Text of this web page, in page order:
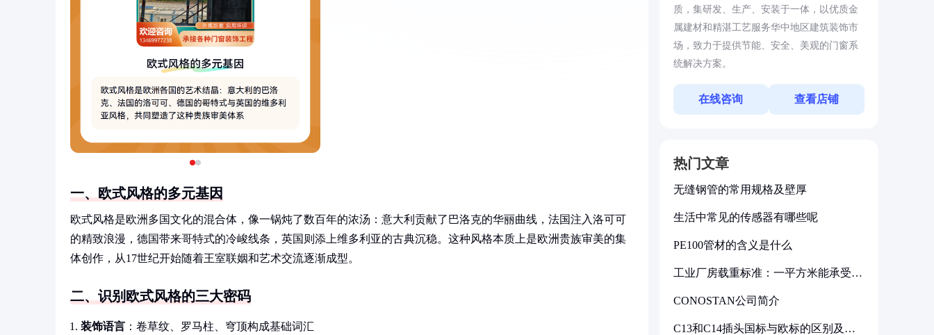
一、欧式风格的多元基因
欧式风格是欧洲多国文化的混合体，像一锅炖了数百年的浓汤：意大利贡献了巴洛克的华丽曲线，法国注入洛可可
的精致浪漫，德国带来哥特式的冷峻线条，英国则添上维多利亚的古典沉稳。这种风格本质上是欧洲贵族审美的集
体创作，从17世纪开始随着王室联姻和艺术交流逐渐成型。
二、识别欧式风格的三大密码
装饰语言 ：卷草纹、罗马柱、穹顶构成基础词汇
质，集研发、生产、安装于一体，以优质金
属建材和精湛工艺服务华中地区建筑装饰市
场，致力于提供节能、安全、美观的门窗系
统解决方案。
在线咨询 查看店铺
热门文章
无缝钢管的常用规格及壁厚
生活中常见的传感器有哪些呢
PE100管材的含义是什么
工业厂房载重标准：一平方米能承受多
CONOSTAN公司简介
C13和C14插头国标与欧标的区别及其